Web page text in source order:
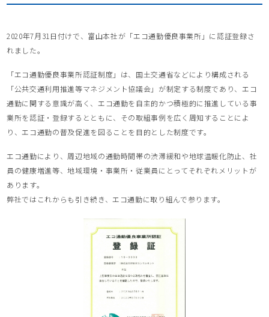
2020年7月31日付けで、富山本社が「エコ通勤優良事業所」に認証登録さ
れました。
「エコ通勤優良事業所認証制度」は、国土交通省などにより構成される
「公共交通利用推進等マネジメント協議会」が制定する制度であり、エコ
通勤に関する意識が高く、エコ通勤を自主的かつ積極的に推進している事
業所を認証・登録するとともに、その取組事例を広く周知することによ
り、エコ通勤の普及促進を図ることを目的とした制度です。
エコ通勤により、周辺地域の通勤時間帯の渋滞緩和や地球温暖化防止、社
員の健康増進等、地域環境・事業所・従業員にとってそれぞれメリットが
あります。
弊社ではこれからも引き続き、エコ通勤に取り組んで参ります。